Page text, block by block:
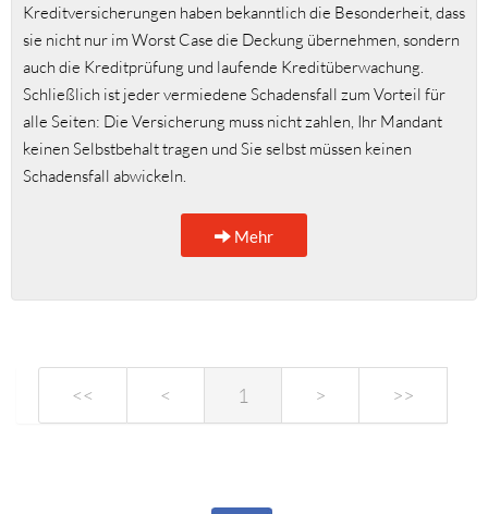
Kreditversicherungen haben bekanntlich die Besonderheit, dass
sie nicht nur im Worst Case die Deckung übernehmen, sondern
auch die Kreditprüfung und laufende Kreditüberwachung.
Schließlich ist jeder vermiedene Schadensfall zum Vorteil für
alle Seiten: Die Versicherung muss nicht zahlen, Ihr Mandant
keinen Selbstbehalt tragen und Sie selbst müssen keinen
Schadensfall abwickeln.
Mehr
<< < 1 > >>